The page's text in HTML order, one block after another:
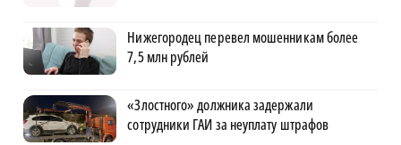
Нижегородец перевел мошенникам более
7,5 млн рублей
«Злостного» должника задержали
сотрудники ГАИ за неуплату штрафов